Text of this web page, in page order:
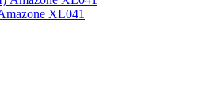
XL041